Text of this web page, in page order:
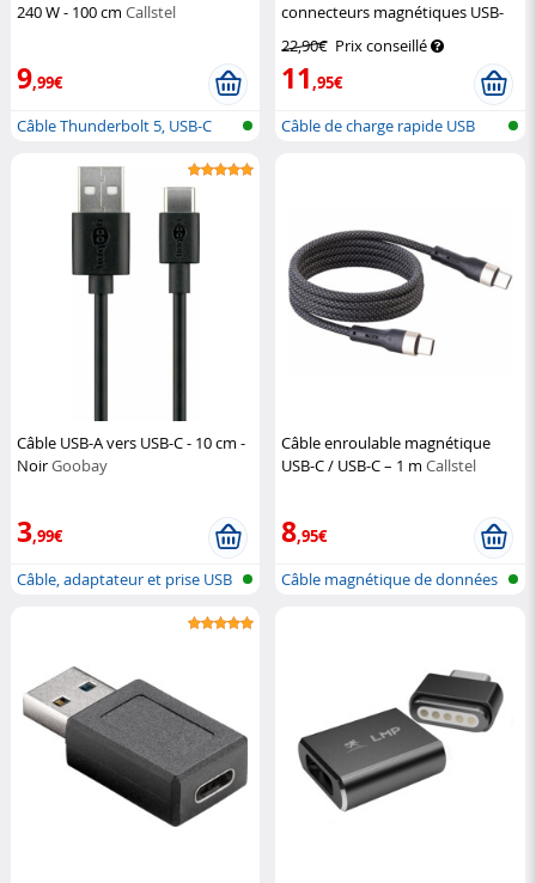
240 W - 100 cm Callstel
9,99€
Câble Thunderbolt 5, USB-C
connecteurs magnétiques USB-
22,90€ Prix conseillé
11,95€
Câble de charge rapide USB
Câble USB-A vers USB-C - 10 cm -
NoirGoobay
3,99€
Câble, adaptateur et prise USB
Câble enroulable magnétique
USB-C / USB-C – 1 mCallstel
8,95€
Câble magnétique de données